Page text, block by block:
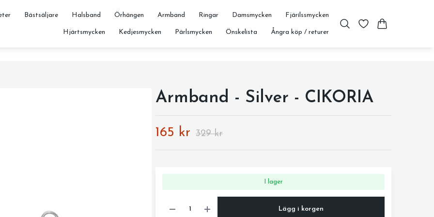
Bästsäljare Halsband Örhängen Armband Ringar Damsmycken Fjärilssmycken
Hjärtsmycken Kedjesmycken Pärlsmycken Önskelista Ångra köp / returer
Armband - Silver - CIKORIA
165 kr 329 kr
I lager
Lägg i korgen